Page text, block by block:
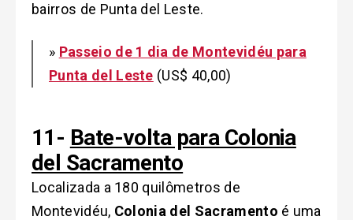
bairros de Punta del Leste.
» Passeio de 1 dia de Montevidéu para
Punta del Leste (US$ 40,00)
11- Bate-volta para Colonia
del Sacramento
Localizada a 180 quilômetros de
Montevidéu, Colonia del Sacramento é uma